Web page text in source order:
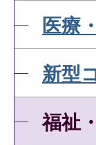
医療
新型
福祉